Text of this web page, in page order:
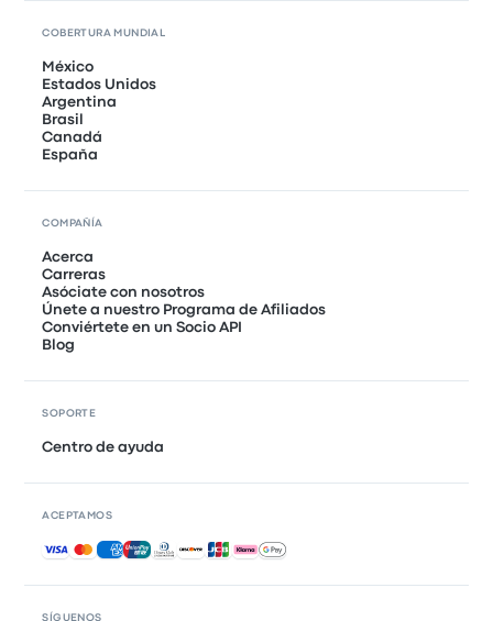
SÍGUENOS
COBERTURA MUNDIAL
México
Estados Unidos
Argentina
Brasil
Canadá
España
COMPAÑÍA
Acerca
Carreras
Asóciate con nosotros
Únete a nuestro Programa de Afiliados
Conviértete en un Socio API
Blog
SOPORTE
Centro de ayuda
ACEPTAMOS
Pagos aceptados